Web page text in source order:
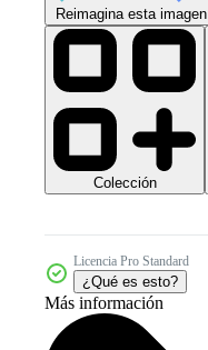
Reimagina esta imagen
Colección
Licencia Pro Standard
¿Qué es esto?
Más información